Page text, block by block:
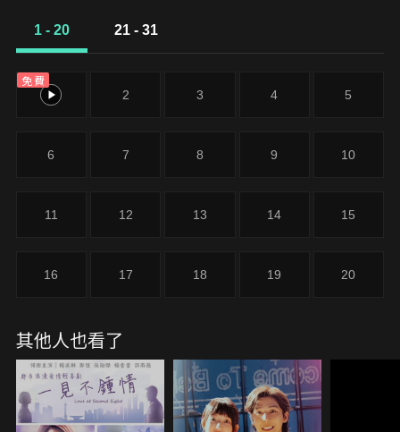
哀樂，走出痛失至親的陰霾。而同班的不良少年－張
時光。
1 - 20 21 - 31
免費
1 2 3 4 5
6 7 8 9 10
11 12 13 14 15
16 17 18 19 20
其他人也看了